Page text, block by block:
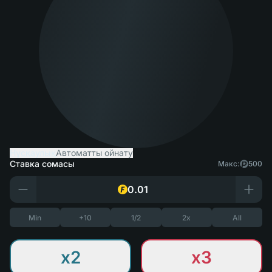
Автоматты ойнату
Ставка сомасы
Макс: 500
Min +10 1/2 2x All
x2 x3